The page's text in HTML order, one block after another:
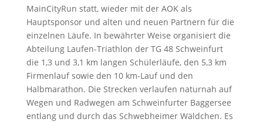
MainCityRun statt, wieder mit der AOK als
Hauptsponsor und alten und neuen Partnern für die
einzelnen Läufe. In bewährter Weise organisiert die
Abteilung Laufen-Triathlon der TG 48 Schweinfurt
die 1,3 und 3,1 km langen Schülerläufe, den 5,3 km
Firmenlauf sowie den 10 km-Lauf und den
Halbmarathon. Die Strecken verlaufen naturnah auf
Wegen und Radwegen am Schweinfurter Baggersee
entlang und durch das Schwebheimer Wäldchen. Es